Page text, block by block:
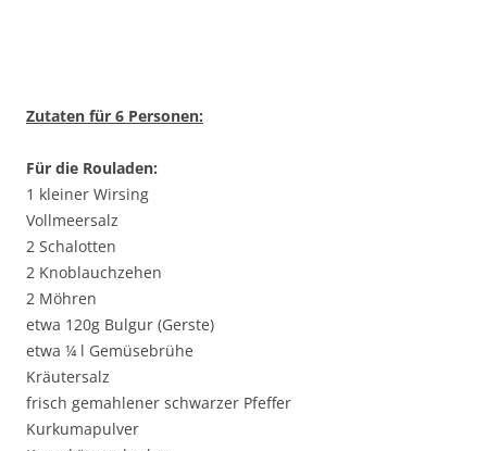
Zutaten für 6 Personen:
Für die Rouladen:
1 kleiner Wirsing
Vollmeersalz
2 Schalotten
2 Knoblauchzehen
2 Möhren
etwa 120g Bulgur (Gerste)
etwa ¼ l Gemüsebrühe
Kräutersalz
frisch gemahlener schwarzer Pfeffer
Kurkumapulver